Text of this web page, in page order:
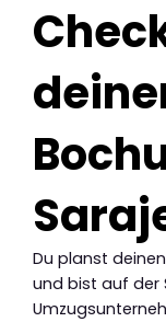
Du planst
und bist auf der